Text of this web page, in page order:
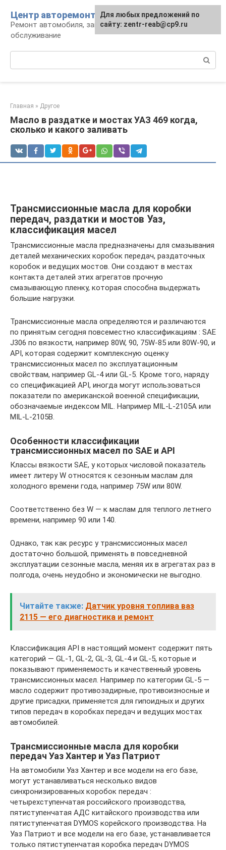
контенту
Центр авторемонта
Ремонт автомобиля, запчасти и
обслуживание
Главная » Другое
Масло в раздатке и мостах УАЗ 469 когда,
сколько и какого заливать
Трансмиссионные масла для коробки
передач, раздатки и мостов Уаз,
классификация масел
Трансмиссионные масла предназначены для смазывания
деталей механических коробок передач, раздаточных
коробок и ведущих мостов. Они создают в местах
контакта деталей этих агрегатов прочную
смазывающую пленку, которая способна выдержать
большие нагрузки.
Трансмиссионные масла определяются и различаются
по принятым сегодня повсеместно классификациям : SAE
J306 по вязкости, например 80W, 90, 75W-85 или 80W-90, и
API, которая содержит комплексную оценку
трансмиссионных масел по эксплуатационным
свойствам, например GL-4 или GL-5. Кроме того, наряду
со спецификацией API, иногда могут использоваться
показатели по американской военной спецификации,
обозначаемые индексом MIL. Например MIL-L-2105A или
MIL-L-2105B.
Особенности классификации
трансмиссионных масел по SAE и API
Классы вязкости SAE, у которых числовой показатель
имеет литеру W относятся к сезонным маслам для
холодного времени года, например 75W или 80W.
Соответственно без W — к маслам для теплого летнего
времени, например 90 или 140.
Однако, так как ресурс у трансмиссионных масел
достаточно большой, применять в повседневной
эксплуатации сезонные масла, меняя их в агрегатах раз в
полгода, очень неудобно и экономически не выгодно.
Читайте также: Датчик уровня топлива ваз
2115 — его диагностика и ремонт
Классификация API в настоящий момент содержит пять
категорий — GL-1, GL-2, GL-3, GL-4 и GL-5, которые и
показывают применяемость и качественный уровень
трансмиссионных масел. Например по категории GL-5 —
масло содержит противозадирные, противоизносные и
другие присадки, применяется для гипоидных и других
типов передач в коробках передач и ведущих мостах
автомобилей.
Трансмиссионные масла для коробки
передач Уаз Хантер и Уаз Патриот
На автомобили Уаз Хантер и все модели на его базе,
могут устанавливаться несколько видов
синхронизированных коробок передач :
четырехступенчатая российского производства,
пятиступенчатая АДС китайского производства или
пятиступенчатая DYMOS корейского производства. На
Уаз Патриот и все модели на его базе, устанавливается
только пятиступенчатая коробка передач DYMOS
Для любых предложений по
сайту: zentr-reab@cp9.ru